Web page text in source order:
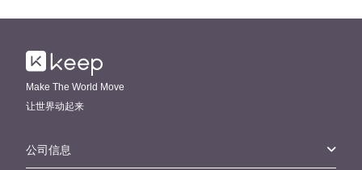
Make The World Move
让世界动起来
公司信息